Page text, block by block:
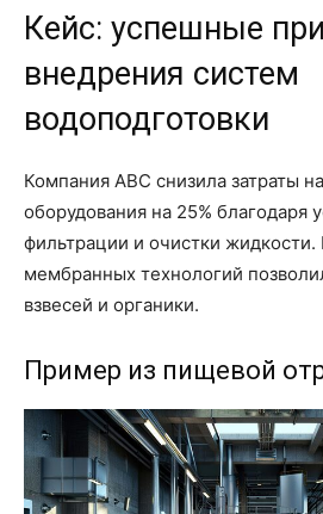
Кейс: успешные
внедрения систем
водоподготовки
Компания ABC снизила затраты
оборудования на 25% благодаря
фильтрации и очистки жидкости.
мембранных технологий
взвесей и органики.
Пример из пищевой